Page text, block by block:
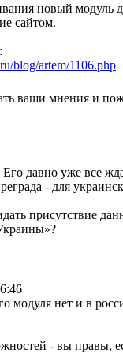
новый
сайтом.
blog/artem/1106.php
ваши мнения и
давно уже все
- для
присутствие
модуля нет и в
- вы правы,